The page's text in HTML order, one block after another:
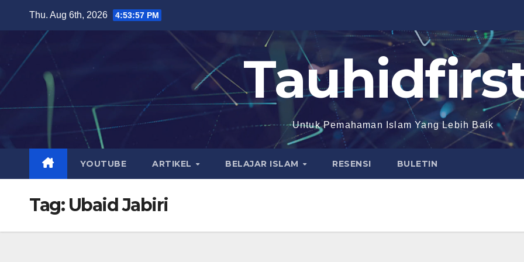
Thu. Aug 6th, 2026 4:53:57 PM
Untuk Pemahaman Islam Yang Lebih Baik
YOUTUBE ARTIKEL BELAJAR ISLAM RESENSI BULETIN
Tag: Ubaid Jabiri